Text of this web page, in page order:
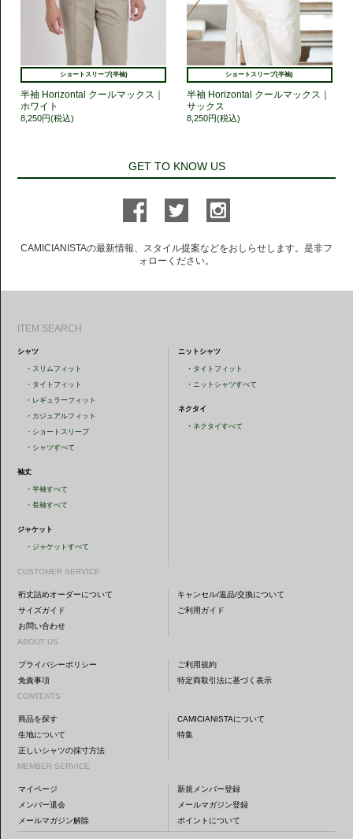
ショートスリーブ(半袖)
半袖 Horizontal クールマックス｜
ホワイト
8,250円(税込)
ショートスリーブ(半袖)
半袖 Horizontal クールマックス｜
サックス
8,250円(税込)
GET TO KNOW US
CAMICIANISTAの最新情報、スタイル提案などをおしらせします。是非フ
ォローください。
ITEM SEARCH
シャツ
・ スリムフィット
・ タイトフィット
・ レギュラーフィット
・ カジュアルフィット
・ ショートスリーブ
・ シャツすべて
袖丈
・半袖すべて
・長袖すべて
ジャケット
・ ジャケットすべて
ニットシャツ
・ タイトフィット
・ ニットシャツすべて
ネクタイ
・ネクタイすべて
CUSTOMER SERVICE
裄丈詰めオーダーについて
キャンセル/返品/交換について
サイズガイド
ご利用ガイド
お問い合わせ
ABOUT US
プライバシーポリシー
ご利用規約
免責事項
特定商取引法に基づく表示
CONTENTS
商品を探す
CAMICIANISTAについて
生地について
特集
正しいシャツの採寸方法
MEMBER SERVICE
マイページ
新規メンバー登録
メンバー退会
メールマガジン登録
メールマガジン解除
ポイントについて